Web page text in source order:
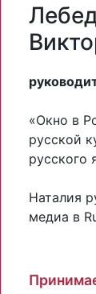
«Окно в
русской
русского
Наталия
медиа в